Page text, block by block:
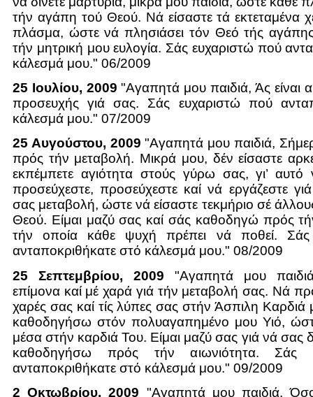
τήν αγάπη τού Θεού. Νά είσαστε τά εκτεταμένα
πλάσμα, ώστε νά πλησιάσει τόν Θεό τής
τήν μητρική μου ευλογία. Σάς ευχαριστώ πού
κάλεσμά μου." 06/2009
25 Ιουλίου, 2009 "Αγαπητά μου παιδιά, Άς είναι
προσευχής γιά σας. Σάς ευχαριστώ πού
κάλεσμά μου." 07/2009
25 Αυγούστου, 2009 "Αγαπητά μου παιδιά,
πρός τήν μεταβολή. Μικρά μου, δέν είσαστε
εκπέμπετε αγιότητα στούς γύρω σας, γι’ αυτό
προσεύχεστε, προσεύχεστε καί νά εργάζεστε
σας μεταβολή, ώστε νά είσαστε τεκμήριο σέ
Θεού. Είμαι μαζύ σας καί σάς καθοδηγώ πρός
τήν οποία κάθε ψυχή πρέπει νά ποθεί. Σάς
ανταποκριθήκατε στό κάλεσμά μου." 08/2009
25 Σεπτεμβρίου, 2009 "Αγαπητά μου
επίμονα καί μέ χαρά γιά τήν μεταβολή σας. Νά
χαρές σας καί τίς λύπες σας στήν Άσπιλη
καθοδηγήσω στόν πολυαγαπημένο μου Υιό,
μέσα στήν καρδιά Του. Είμαι μαζύ σας γιά νά σας
καθοδηγήσω πρός τήν αιωνιότητα. Σάς
ανταποκριθήκατε στό κάλεσμά μου." 09/2009
2 Οκτωβρίου, 2009 "Αγαπητά μου παιδιά,